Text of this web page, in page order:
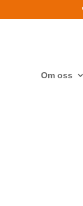
Om oss